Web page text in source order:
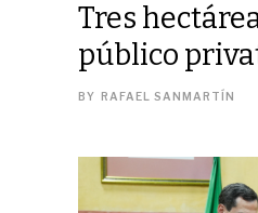
Tres
público
BY RAFAEL SANMARTÍN